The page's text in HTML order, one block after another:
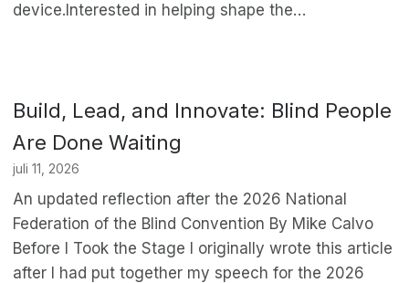
device.Interested in helping shape the…
Build, Lead, and Innovate: Blind People
Are Done Waiting
juli 11, 2026
An updated reflection after the 2026 National
Federation of the Blind Convention By Mike Calvo
Before I Took the Stage I originally wrote this article
after I had put together my speech for the 2026